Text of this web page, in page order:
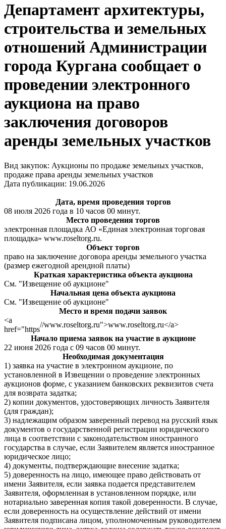
Департамент архитектуры,
строительства и земельных
отношений Администрации
города Кургана сообщает о
проведении электронного
аукциона на право
заключения договоров
аренды земельных участков
Вид закупок: Аукционы по продаже земельных участков,
продаже права аренды земельных участков
Дата публикации: 19.06.2026
Дата, время проведения торгов
08 июля 2026 года в 10 часов 00 минут.
Место проведения торгов
электронная площадка АО «Единая электронная торговая
площадка» www.roseltorg.ru.
Объект торгов
право на заключение договора аренды земельного участка
(размер ежегодной арендной платы)
Краткая характеристика объекта аукциона
См. "Извещение об аукционе"
Начальная цена объекта аукциона
См. "Извещение об аукционе"
Место и время подачи заявок
<a
href="https
//www.roseltorg.ru">www.roseltorg.ru</a>
Начало приема заявок на участие в аукционе
22 июня 2026 года с 09 часов 00 минут.
Необходимая документация
1) заявка на участие в электронном аукционе, по
установленной в Извещении о проведение электронных
аукционов форме, с указанием банковских реквизитов счета
для возврата задатка;
2) копии документов, удостоверяющих личность Заявителя
(для граждан);
3) надлежащим образом заверенный перевод на русский язык
документов о государственной регистрации юридического
лица в соответствии с законодательством иностранного
государства в случае, если Заявителем является иностранное
юридическое лицо;
4) документы, подтверждающие внесение задатка;
5) доверенность на лицо, имеющее право действовать от
имени Заявителя, если заявка подается представителем
Заявителя, оформленная в установленном порядке, или
нотариально заверенная копия такой доверенности. В случае,
если доверенность на осуществление действий от имени
Заявителя подписана лицом, уполномоченным руководителем